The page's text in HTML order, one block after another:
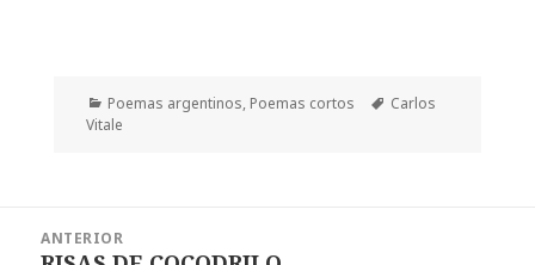
Categorías
Poemas argentinos, Poemas cortos Etiquetas
Carlos
Vitale
ANTERIOR